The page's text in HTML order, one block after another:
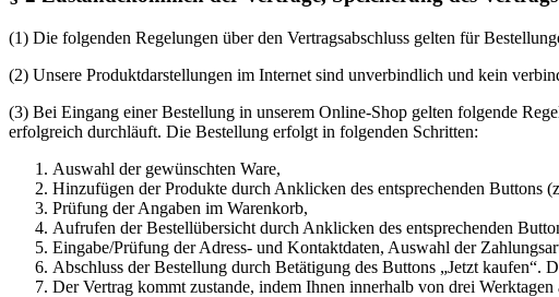
(1) Die folgenden Regelungen über den Vertragsabschluss gelten für
(2) Unsere Produktdarstellungen im Internet sind unverbindlich und kein
(3) Bei Eingang einer Bestellung in unserem Online-Shop gelten folgende
erfolgreich durchläuft. Die Bestellung erfolgt in folgenden Schritten:
Auswahl der gewünschten Ware,
Hinzufügen der Produkte durch Anklicken des entsprechenden Buttons
Prüfung der Angaben im Warenkorb,
Aufrufen der Bestellübersicht durch Anklicken des entsprechenden
Eingabe/Prüfung der Adress- und Kontaktdaten, Auswahl der
Abschluss der Bestellung durch Betätigung des Buttons „Jetzt kaufen“.
Der Vertrag kommt zustande, indem Ihnen innerhalb von drei